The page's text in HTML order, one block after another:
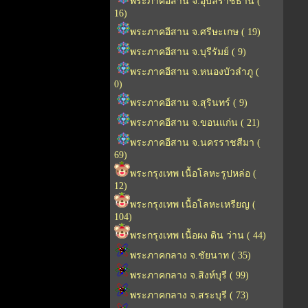
16)
พระภาคอีสาน จ.ศรีษะเกษ ( 19)
พระภาคอีสาน จ.บุรีรัมย์ ( 9)
พระภาคอีสาน จ.หนองบัวลำภู (
0)
พระภาคอีสาน จ.สุรินทร์ ( 9)
พระภาคอีสาน จ.ขอนแก่น ( 21)
พระภาคอีสาน จ.นครราชสีมา (
69)
พระกรุงเทพ เนื้อโลหะรูปหล่อ (
12)
พระกรุงเทพ เนื้อโลหะเหรียญ (
104)
พระกรุงเทพ เนื้อผง ดิน ว่าน ( 44)
พระภาคกลาง จ.ชัยนาท ( 35)
พระภาคกลาง จ.สิงห์บุรี ( 99)
พระภาคกลาง จ.สระบุรี ( 73)